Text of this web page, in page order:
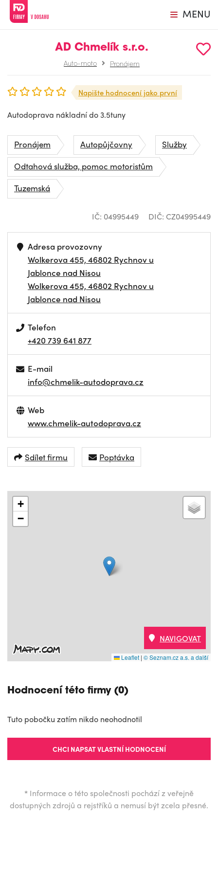
MENU
AD Chmelík s.r.o.
Auto-moto Pronájem
Napište hodnocení jako první
Autodoprava nákladní do 3.5tuny
Pronájem Autopůjčovny
Služby
Odtahová služba, pomoc motoristům
Tuzemská
IČ: 04995449 DIČ: CZ04995449
Adresa provozovny
Wolkerova 455, 46802 Rychnov u
Jablonce nad Nisou
Wolkerova 455, 46802 Rychnov u
Jablonce nad Nisou
Telefon
+420 739 641 877
E-mail
info@chmelik-autodoprava.cz
Web
www.chmelik-autodoprava.cz
Sdílet firmu Poptávka
+
−
Leaflet | © Seznam.cz a.s. a další
NAVIGOVAT
Hodnocení této firmy (0)
Tuto pobočku zatím nikdo neohodnotil
CHCI NAPSAT VLASTNÍ HODNOCENÍ
* Informace o této společnosti pochází z veřejně
dostupných zdrojů a rejstříků a nemusí být zcela přesné.